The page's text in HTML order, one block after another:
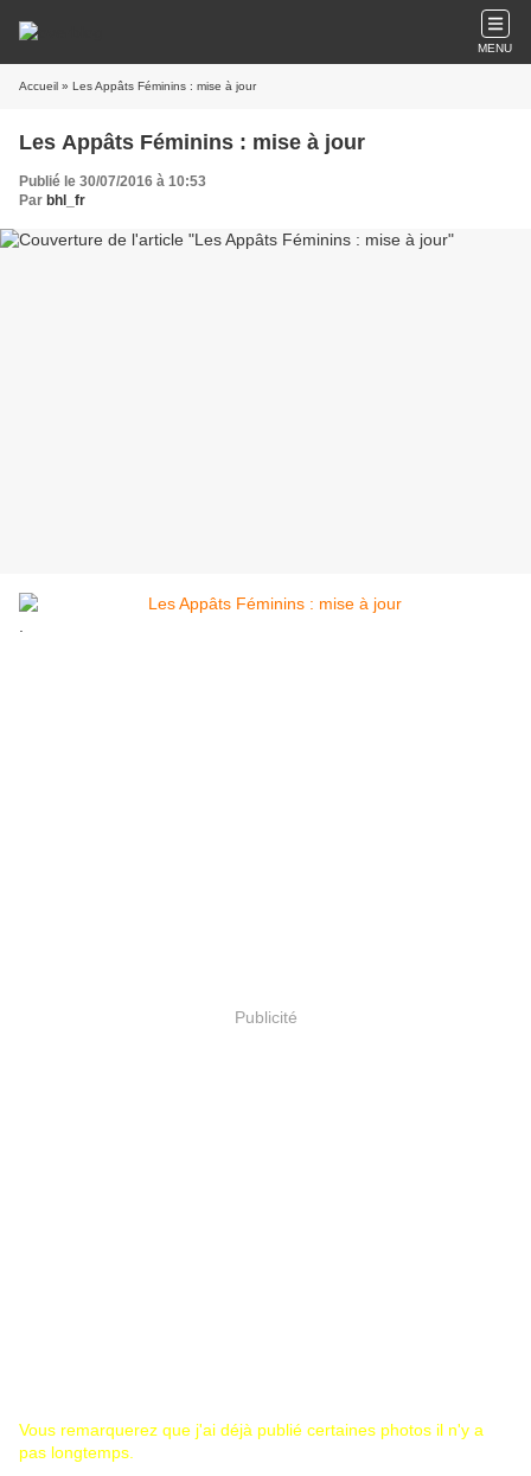
MENU
Accueil » Les Appâts Féminins : mise à jour
Les Appâts Féminins : mise à jour
Publié le 30/07/2016 à 10:53
Par bhl_fr
Publicité
Vous remarquerez que j'ai déjà publié certaines photos il n'y a
pas longtemps.